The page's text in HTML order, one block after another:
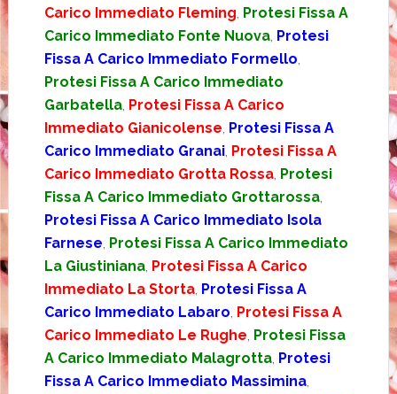
Carico Immediato Fleming Protesi Fissa A
Carico Immediato Fonte Nuova, Protesi
Fissa A Carico Immediato Formello
Protesi Fissa A Carico Immediato
Garbatella, Protesi Fissa A Carico
Immediato Gianicolense Protesi Fissa A
Carico Immediato Granai, Protesi Fissa A
Carico Immediato Grotta Rossa, Protesi
Fissa A Carico Immediato Grottarossa,
Protesi Fissa A Carico Immediato Isola
Farnese Protesi Fissa A Carico Immediato
La Giustiniana, Protesi Fissa A Carico
Immediato La Storta, Protesi Fissa A
Carico Immediato Labaro Protesi Fissa A
Carico Immediato Le Rughe Protesi Fissa
A Carico Immediato Malagrotta, Protesi
Fissa A Carico Immediato Massimina,